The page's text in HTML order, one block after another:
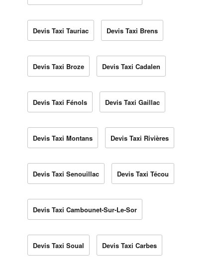
Devis Taxi Tauriac Devis Taxi Brens
Devis Taxi Broze Devis Taxi Cadalen
Devis Taxi Fénols Devis Taxi Gaillac
Devis Taxi Montans Devis Taxi Rivières
Devis Taxi Senouillac Devis Taxi Técou
Devis Taxi Cambounet-Sur-Le-Sor
Devis Taxi Soual Devis Taxi Carbes